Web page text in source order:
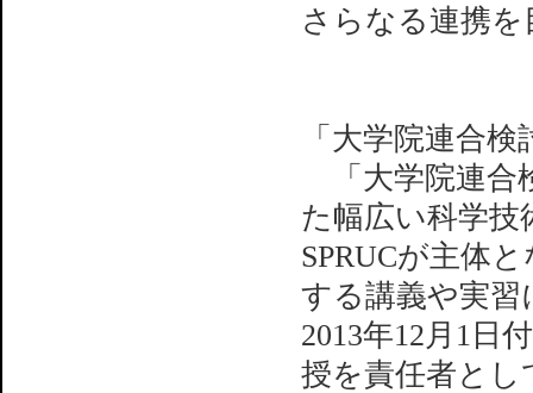
さらなる連携
「大学院連合検
「大学院連合
た幅広い科学技
SPRUCが主体
する講義や実習
2013年12月1日
授を責任者とし